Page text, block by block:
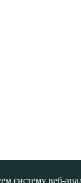
веб-